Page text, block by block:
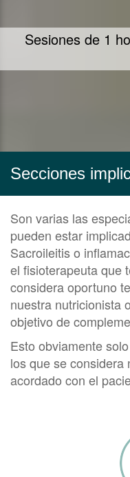
Te ofrecemos
Secciones
Son varias las
pueden estar
Sacroileitis o
el fisioterapeuta que
considera oportuno
nuestra nutricionista
objetivo de
Esto obviamente
los que se considera
acordado con el